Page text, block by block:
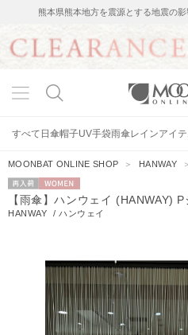
熊本県熊本地方を震源とする地震の
すべて 日傘帽子UV手袋雨傘レインアイ
MOONBAT ONLINE SHOP ＞ HANWAY
再入荷WOMEN
【雨傘】ハンウェイ (HANWAY)
HANWAY /ハンウェイ